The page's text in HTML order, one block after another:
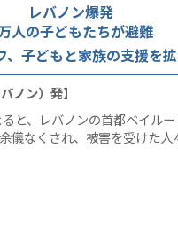
レバノン爆発
人の子どもたちが避難
、子どもと家族の支援を
ノン）発】
と、レバノンの首都ベイル
儀なくされ、被害を受けた